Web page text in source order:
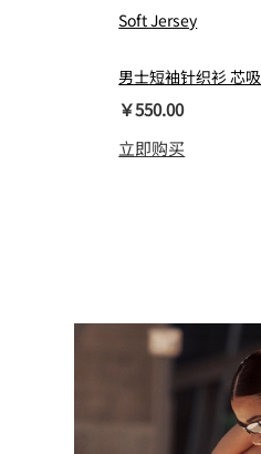
Soft Jersey
男士短袖针织衫 芯吸
￥550.00
立即购买